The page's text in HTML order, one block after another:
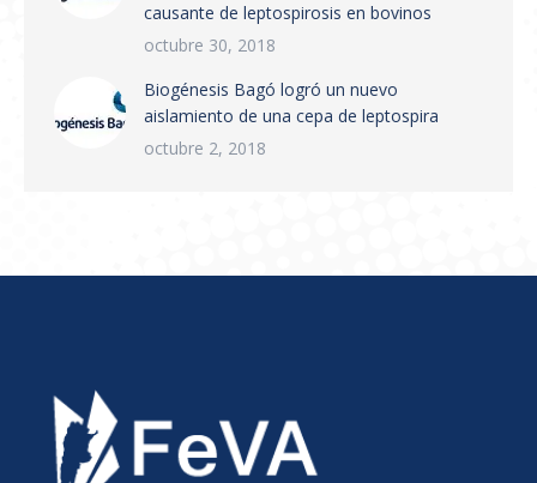
causante de leptospirosis en bovinos
octubre 30, 2018
Biogénesis Bagó logró un nuevo
aislamiento de una cepa de leptospira
octubre 2, 2018